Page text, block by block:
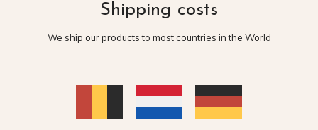
Shipping costs
We ship our products to most countries in the World